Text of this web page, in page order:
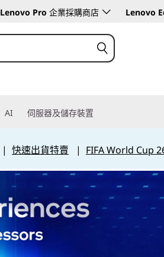
Lenovo Pro 企業採購商店 Lenovo
AI 伺服器及儲存裝置
| 快速出貨特賣 | FIFA World Cup